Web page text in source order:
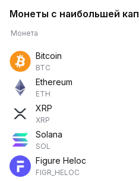
Монеты с наибольшей
Монета
Bitcoin
BTC
Ethereum
ETH
XRP
XRP
Solana
SOL
Figure Heloc
FIGR_HELOC